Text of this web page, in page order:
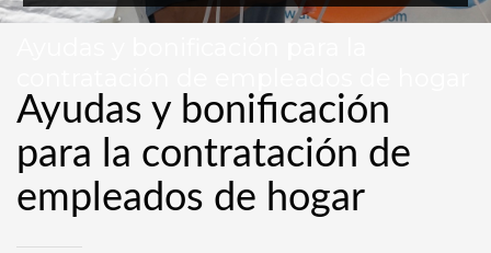
Ayudas y bonificación
para la contratación de
empleados de hogar